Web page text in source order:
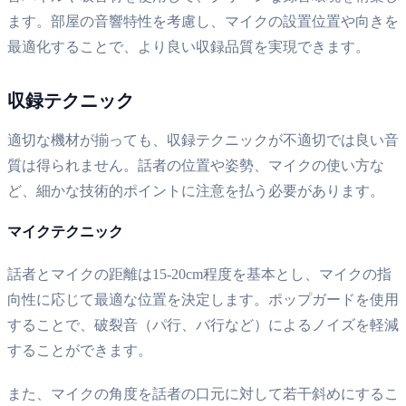
ます。部屋の音響特性を考慮し、マイクの設置位置や向きを
最適化することで、より良い収録品質を実現できます。
収録テクニック
適切な機材が揃っても、収録テクニックが不適切では良い音
質は得られません。話者の位置や姿勢、マイクの使い方な
ど、細かな技術的ポイントに注意を払う必要があります。
マイクテクニック
話者とマイクの距離は15-20cm程度を基本とし、マイクの指
向性に応じて最適な位置を決定します。ポップガードを使用
することで、破裂音（パ行、バ行など）によるノイズを軽減
することができます。
また、マイクの角度を話者の口元に対して若干斜めにするこ